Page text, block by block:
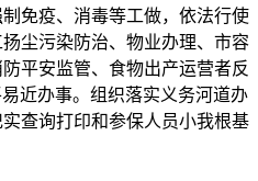
免疫、消毒等工做，依法行使
尘污染防治、物业办理、市容
平安监管、食物出产运营者反
近办事。组织落实义务河道办
查询打印和参保人员小我根基